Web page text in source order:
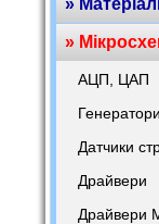
»
»
АЦП, ЦАП
Датчики
Драйвери
Драйвери